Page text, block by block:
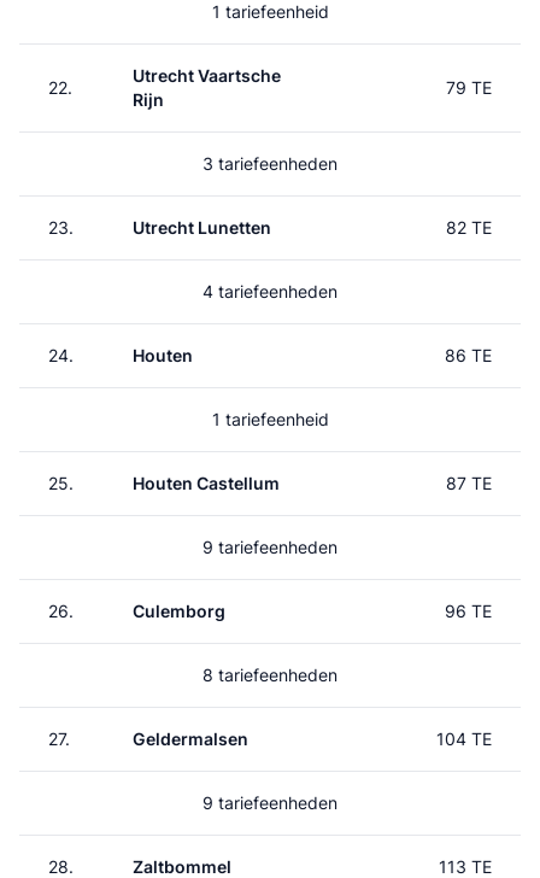
1 tariefeenheid
22.
Utrecht Vaartsche
Rijn
79 TE
3 tariefeenheden
23. Utrecht Lunetten 82 TE
4 tariefeenheden
24. Houten 86 TE
1 tariefeenheid
25. Houten Castellum 87 TE
9 tariefeenheden
26. Culemborg 96 TE
8 tariefeenheden
27. Geldermalsen 104 TE
9 tariefeenheden
28. Zaltbommel 113 TE